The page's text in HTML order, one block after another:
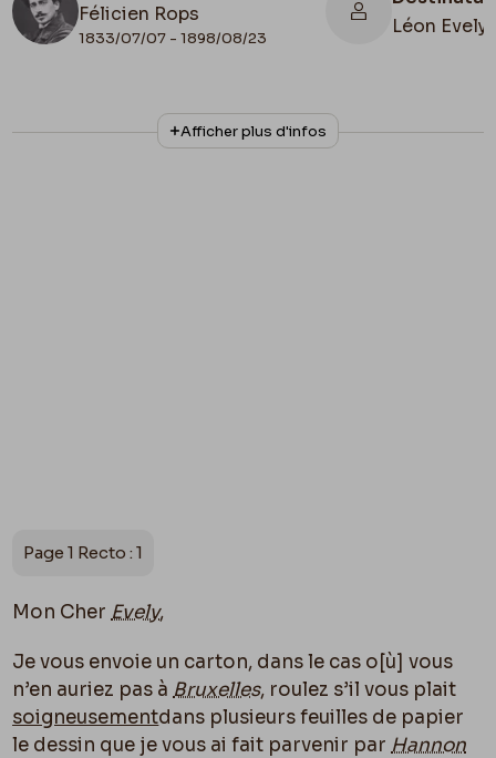
Félicien Rops
1833/07/07 - 1898/08/23
Léon Evely
N° d'inventaire
III/215/6/9
Collationnage
Autographe
Afficher plus d'infos
Page 1 Recto : 1
Mon Cher Evely,
Je vous envoie un carton, dans le cas o[ù] vous
n’en auriez pas à Bruxelles, roulez s’il vous plait
soigneusementdans plusieurs feuilles de papier
le dessin que je vous ai fait parvenir par Hannon